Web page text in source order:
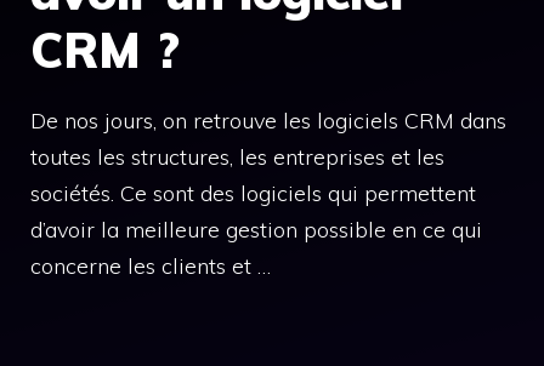
CRM ?
De nos jours, on retrouve les logiciels CRM dans
toutes les structures, les entreprises et les
sociétés. Ce sont des logiciels qui permettent
d’avoir la meilleure gestion possible en ce qui
concerne les clients et …